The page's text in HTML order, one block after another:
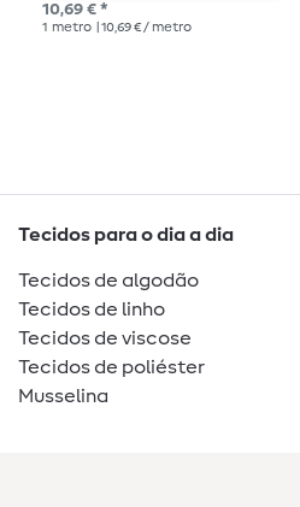
10,69 € *
1 metro | 10,69 € / metro
Tecidos para o dia a dia
Tecidos de algodão
Tecidos de linho
Tecidos de viscose
Tecidos de poliéster
Musselina